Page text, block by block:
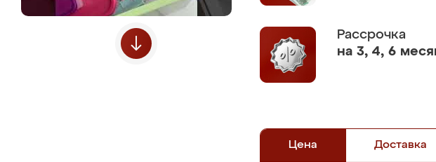
Рассрочка
на 3, 4, 6
Цена Доставка